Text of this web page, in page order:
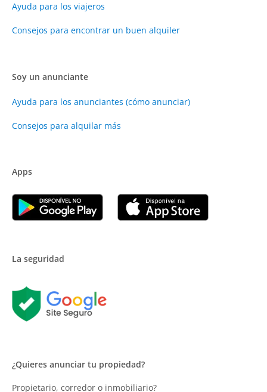
Ayuda para los viajeros
Consejos para encontrar un buen alquiler
Soy un anunciante
Ayuda para los anunciantes (cómo anunciar)
Consejos para alquilar más
Apps
La seguridad
¿Quieres anunciar tu propiedad?
Propietario, corredor o inmobiliario?